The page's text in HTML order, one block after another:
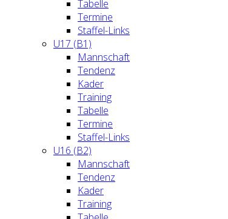
Tabelle
Termine
Staffel-Links
U17 (B1)
Mannschaft
Tendenz
Kader
Training
Tabelle
Termine
Staffel-Links
U16 (B2)
Mannschaft
Tendenz
Kader
Training